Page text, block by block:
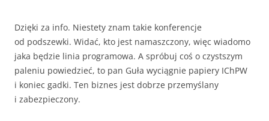
Dzięki za info. Niestety znam takie konferencje
od podszewki. Widać, kto jest namaszczony, więc wiadomo
jaka będzie linia programowa. A spróbuj coś o czystszym
paleniu powiedzieć, to pan Guła wyciągnie papiery IChPW
i koniec gadki. Ten biznes jest dobrze przemyślany
i zabezpieczony.